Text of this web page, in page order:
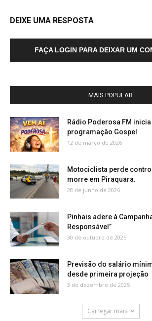
DEIXE UMA RESPOSTA
FAÇA LOGIN PARA DEIXAR UM
MAIS POPULAR
Rádio Poderosa FM
programação Gospel
12 de março de 2026
Motociclista perde
morre em Piraquara.
28 de junho de 2026
Pinhais adere à
Responsável”
30 de outubro de 2025
Previsão do salário
desde primeira projeção
3 de dezembro de 2025
Carregar mais